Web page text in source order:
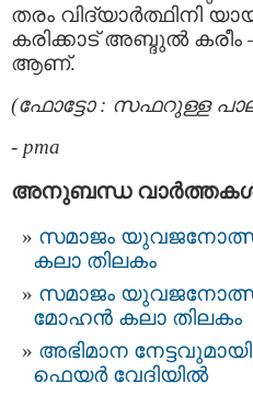
തരം വിദ്യാര്‍ത്ഥിനി
കരിക്കാട് അബ്ദുല്‍
ആണ്.
(ഫോട്ടോ : സഫറുള്ള
- pma
അനുബന്ധ
സമാജം
കലാ തിലകം
സമാജം
മോഹന്‍ കലാ തിലകം
അഭിമാന
ഫെയർ വേദിയിൽ